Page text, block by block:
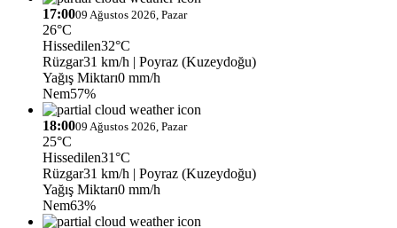
17:0009 Ağustos 2026, Pazar
26°C
Hissedilen32°C
Rüzgar31 km/h | Poyraz (Kuzeydoğu)
Yağış Miktarı0 mm/h
Nem57%
18:0009 Ağustos 2026, Pazar
25°C
Hissedilen31°C
Rüzgar31 km/h | Poyraz (Kuzeydoğu)
Yağış Miktarı0 mm/h
Nem63%